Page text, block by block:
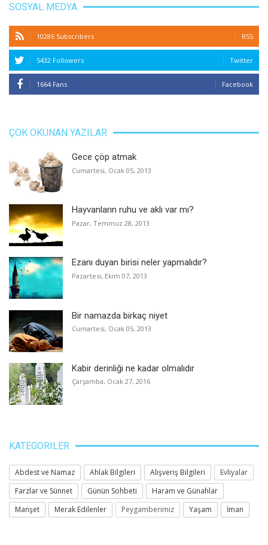
SOSYAL MEDYA
10286 Subscribers RSS
5432 Followers Twitter
1664 Fans Facebook
ÇOK OKUNAN YAZILAR
Gece çöp atmak
Cumartesi, Ocak 05, 2013
Hayvanların ruhu ve aklı var mı?
Pazar, Temmuz 28, 2013
Ezanı duyan birisi neler yapmalıdır?
Pazartesi, Ekim 07, 2013
Bir namazda birkaç niyet
Cumartesi, Ocak 05, 2013
Kabir derinliği ne kadar olmalıdır
Çarşamba, Ocak 27, 2016
KATEGORILER
Abdest ve Namaz Ahlak Bilgileri Alışveriş Bilgileri
Evliyalar
Farzlar ve Sünnet
Günün Sohbeti
Haram ve Günahlar
Manşet
Merak Edilenler Peygamberimiz Yaşam İman